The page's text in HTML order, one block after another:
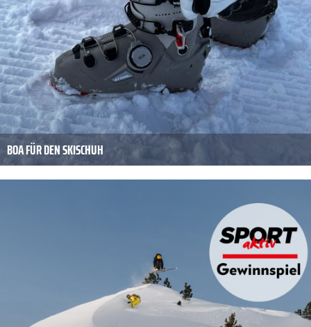
BOA FÜR DEN SKISCHUH